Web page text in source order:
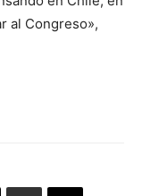
al Congreso»,